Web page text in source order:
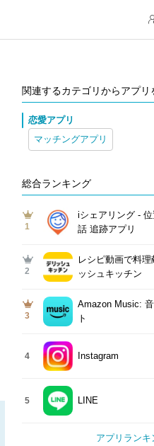
関連するカテゴリからアプリ
恋愛アプリ
マッチングアプリ
総合ランキング
1
iシェアリング -
話 追跡アプリ
2
レシピ動画で料
ッシュキッチン
3
Amazon Music:
ト
4 Instagram
5 LINE
アプリラン